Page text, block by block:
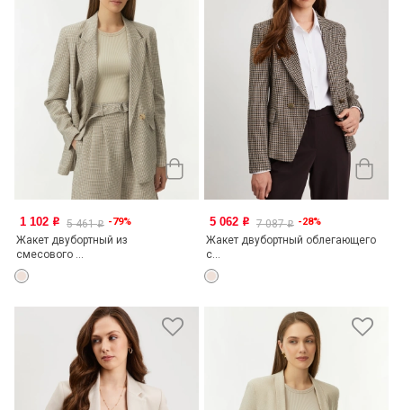
1 102 o 5 461o -79%
Жакет двубортный из
смесового ...
5 062 o 7 087o -28%
Жакет двубортный облегающего
с...